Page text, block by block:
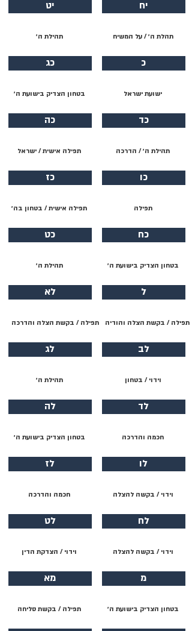
יח
תהלת ה׳ / על המשיח
כ
ישועת ישראל
כד
תהילת ה׳ / הדרכה
כו
תפילה
כח
בטחון הצדיק בישועת ה׳
ל
תפילה / בקשת הצלה והודיה
לב
וידוי / בטחון
לד
חכמה והדרכה
לו
וידוי / בקשה להצלה
לח
וידוי / בקשה להצלה
מ
בטחון הצדיק בישועת ה׳
יט
תהילת ה׳
כג
בטחון הצדיק בישועת ה׳
כה
תפילה אישית / ישראל
כז
תפילה אישית / בטחון בה׳
כט
תהילת ה׳
לא
תפילה / בקשת הצלה והדרכה
לג
תהילת ה׳
לה
בטחון הצדיק בישועת ה׳
לז
חכמה והדרכה
לט
וידוי / הצדקת הדין
מא
תפילה / בקשת סליחה